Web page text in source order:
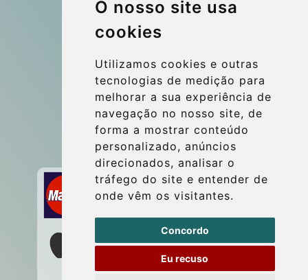
O nosso site usa
cookies
Utilizamos cookies e outras
tecnologias de medição para
melhorar a sua experiência de
navegação no nosso site, de
forma a mostrar conteúdo
personalizado, anúncios
direcionados, analisar o
tráfego do site e entender de
onde vêm os visitantes.
Concordo
Eu recuso
More
Blog
Contact
info@wientransfer.com
Secure Payment with STRIPE